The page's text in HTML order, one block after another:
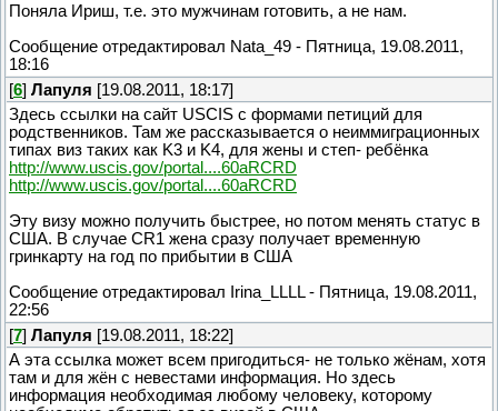
Поняла Ириш, т.е. это мужчинам готовить, а не нам.
Сообщение отредактировал Nata_49 - Пятница, 19.08.2011,
18:16
[6] Лапуля [19.08.2011, 18:17]
Здесь ссылки на сайт USCIS с формами петиций для
родственников. Там же рассказывается о неиммиграционных
типах виз таких как K3 и K4, для жены и степ- ребёнка
http://www.uscis.gov/portal....60aRCRD
http://www.uscis.gov/portal....60aRCRD
Эту визу можно получить быстрее, но потом менять статус в
США. В случае CR1 жена сразу получает временную
гринкарту на год по прибытии в США
Сообщение отредактировал
Irina_LLLL- Пятница, 19.08.2011,
22:56
[7] Лапуля [19.08.2011, 18:22]
А эта ссылка может всем пригодиться- не только жёнам, хотя
там и для жён с невестами информация. Но здесь
информация необходимая любому человеку, которому